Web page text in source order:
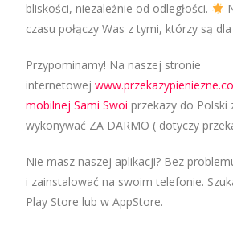
bliskości, niezależnie od odległości.
czasu połączy Was z tymi, którzy są
Przypominamy! Na naszej stronie
internetowej
mobilnej Sami Swoi przekazy do Polski
wykonywać ZA DARMO ( dotyczy
Nie masz naszej aplikacji? Bez
i zainstalować na swoim telefonie.
Play Store lub w AppStore.